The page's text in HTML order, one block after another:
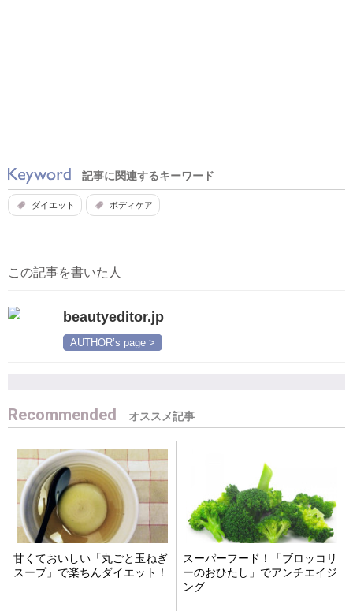
記事に関連するキーワード
ダイエット ボディケア
この記事を書いた人
beautyeditor.jp
AUTHOR’s page >
Recommended
甘くておいしい「丸ごと玉ねぎ
スープ」で楽ちんダイエット！
スーパーフード！「ブロッコリ
ーのおひたし」でアンチエイジ
ング